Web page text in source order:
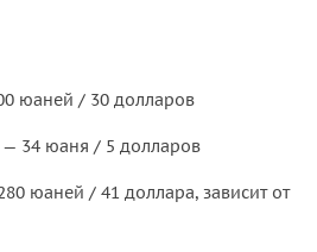
юаней / 30 долларов
34 юаня / 5 долларов
юаней / 41 доллара, зависит от